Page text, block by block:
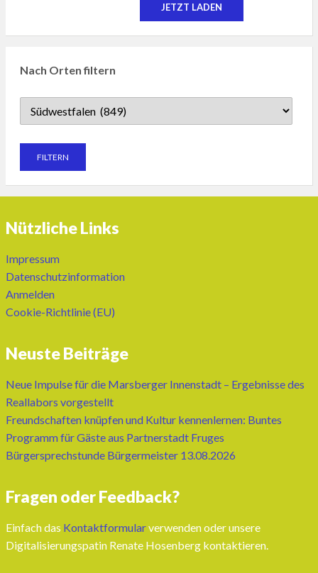
JETZT LADEN
Nach Orten filtern
Nützliche Links
Impressum
Datenschutzinformation
Anmelden
Cookie-Richtlinie (EU)
Neuste Beiträge
Neue Impulse für die Marsberger Innenstadt – Ergebnisse des
Reallabors vorgestellt
Freundschaften knüpfen und Kultur kennenlernen: Buntes
Programm für Gäste aus Partnerstadt Fruges
Bürgersprechstunde Bürgermeister 13.08.2026
Fragen oder Feedback?
Einfach das Kontaktformularverwenden oder unsere
Digitalisierungspatin Renate Hosenberg kontaktieren.